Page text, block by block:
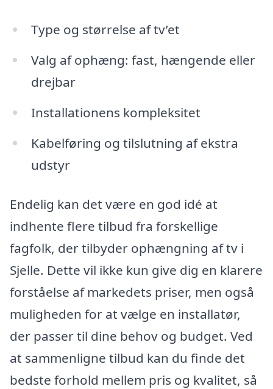
Type og størrelse af tv’et
Valg af ophæng: fast, hængende eller
drejbar
Installationens kompleksitet
Kabelføring og tilslutning af ekstra
udstyr
Endelig kan det være en god idé at
indhente flere tilbud fra forskellige
fagfolk, der tilbyder ophængning af tv i
Sjelle. Dette vil ikke kun give dig en klarere
forståelse af markedets priser, men også
muligheden for at vælge en installatør,
der passer til dine behov og budget. Ved
at sammenligne tilbud kan du finde det
bedste forhold mellem pris og kvalitet, så